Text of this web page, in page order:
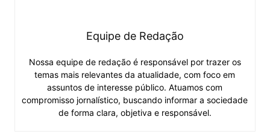
Equipe de Redação
Nossa equipe de redação é responsável por trazer os
temas mais relevantes da atualidade, com foco em
assuntos de interesse público. Atuamos com
compromisso jornalístico, buscando informar a sociedade
de forma clara, objetiva e responsável.